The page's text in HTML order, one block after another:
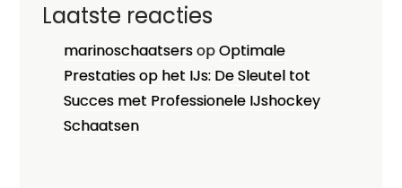
Laatste reacties
marinoschaatsersopOptimale
Prestaties op het IJs: De Sleutel tot
Succes met Professionele IJshockey
Schaatsen